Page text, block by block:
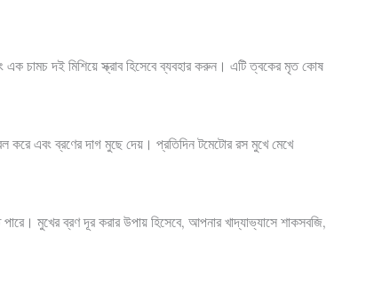
চামচ দই মিশিয়ে স্ক্রাব হিসেবে ব্যবহার করুন। এটি ত্বকের মৃত কোষ
করে এবং ব্রণের দাগ মুছে দেয়। প্রতিদিন টমেটোর রস মুখে মেখে
মুখের ব্রণ দূর করার উপায় হিসেবে, আপনার খাদ্যাভ্যাসে শাকসবজি,